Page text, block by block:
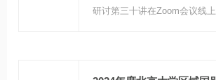
研讨第三十讲在Zoom会议线
Hakimi），主题为“美国的衰